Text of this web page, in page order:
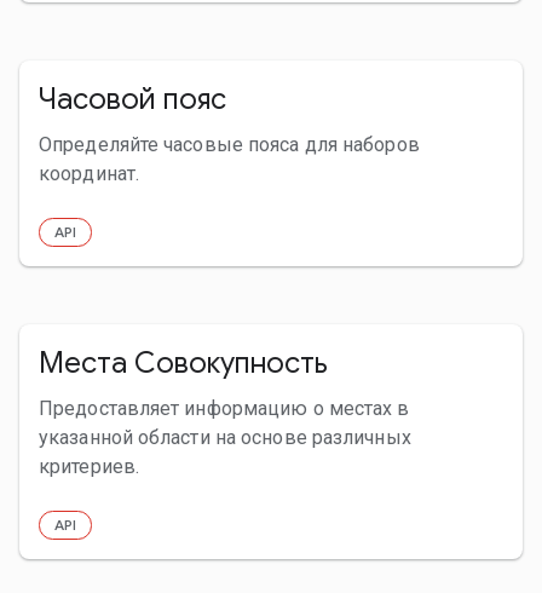
Часовой пояс
Определяйте часовые пояса для наборов
координат.
API
Места Совокупность
Предоставляет информацию о местах в
указанной области на основе различных
критериев.
API